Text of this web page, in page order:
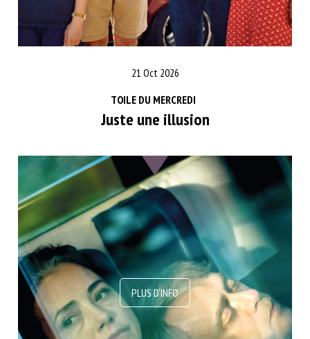
21 Oct 2026
TOILE DU MERCREDI
Juste une illusion